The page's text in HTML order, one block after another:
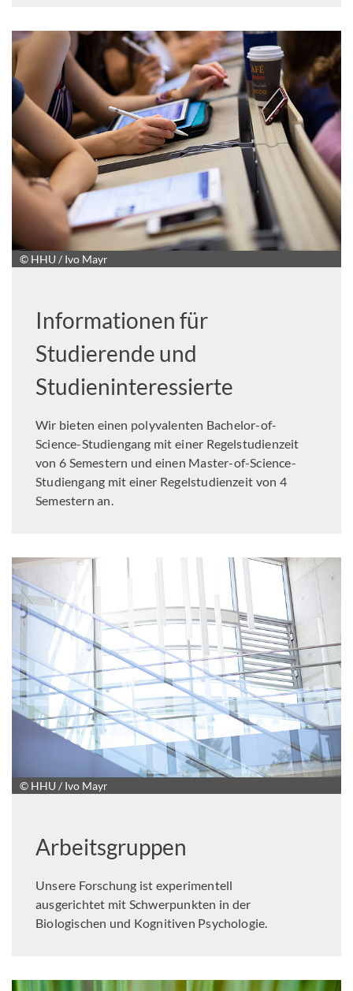
© HHU / Ivo Mayr
Informationen für
Studierende und
Studieninteressierte
Wir bieten einen polyvalenten Bachelor-of-
Science-Studiengang mit einer Regelstudienzeit
von 6 Semestern und einen Master-of-Science-
Studiengang mit einer Regelstudienzeit von 4
Semestern an.
© HHU / Ivo Mayr
Arbeitsgruppen
Unsere Forschung ist experimentell
ausgerichtet mit Schwerpunkten in der
Biologischen und Kognitiven Psychologie.